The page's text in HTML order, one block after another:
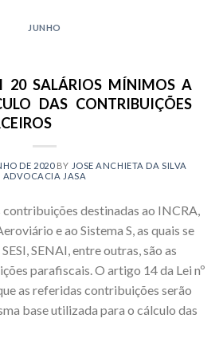
JUNHO
20 SALÁRIOS MÍNIMOS A
DAS CONTRIBUIÇÕES
DE 2020BY JOSE ANCHIETA DA SILVA
ADVOCACIA JASA
contribuições destinadas ao INCRA,
e ao Sistema S, as quais se
SENAI, entre outras, são as
parafiscais. O artigo 14 da Lei nº
as referidas contribuições serão
base utilizada para o cálculo das